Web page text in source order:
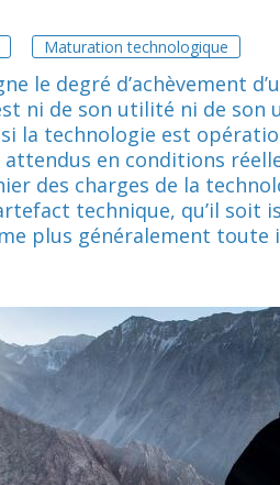
Maturation technologique
le degré d’achèvement
ni de son utilité ni de
la technologie est
en conditions
des charges de la
technique, qu’il soit
plus généralement toute